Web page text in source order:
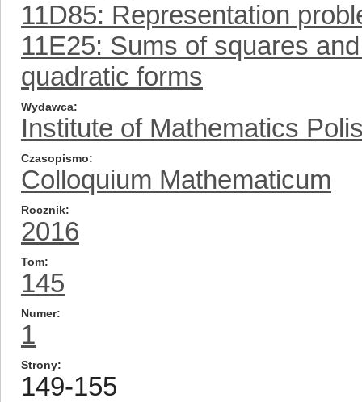
11D85: Representation
11E25: Sums of squares
quadratic forms
Wydawca
Institute of Mathematics
Czasopismo
Colloquium Mathematicum
Rocznik
2016
Tom
145
Numer
1
Strony
149-155